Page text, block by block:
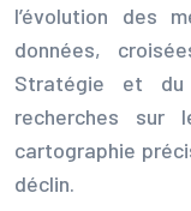
l’évolution des
données,
Stratégie et du
recherches sur
cartographie
déclin.